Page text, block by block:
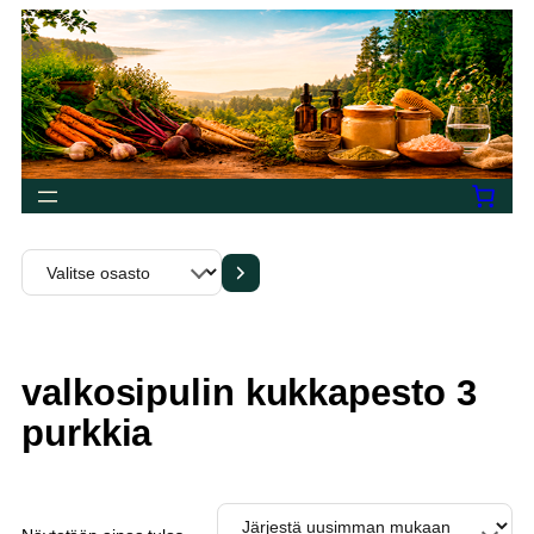
Siirry
sisältöön
Valitse
osasto
valkosipulin kukkapesto 3
purkkia